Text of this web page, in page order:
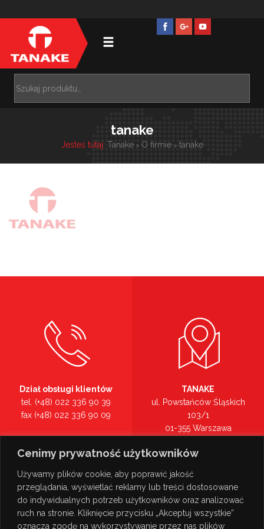
Cenimy prywatność użytkowników
Używamy plików cookie, aby poprawić jakość
przeglądania, wyświetlać reklamy lub treści dostosowane
do indywidualnych potrzeb użytkowników oraz analizować
ruch na stronie. Kliknięcie przycisku „Akceptuj wszystkie”
oznacza zgodę na wykorzystywanie przez nas plików
tanake
Jesteś tutaj: Tanake> O firmie> tanake
Dział obsługi klientów
tel. (+48) 022 336 90 39
fax (+48) 022 336 90 09
tel. (+48) 022 336 90 00
TANAKE
ul. Powstańców Śląskich
103/1
01-355 Warszawa
Zobacz na mapie >